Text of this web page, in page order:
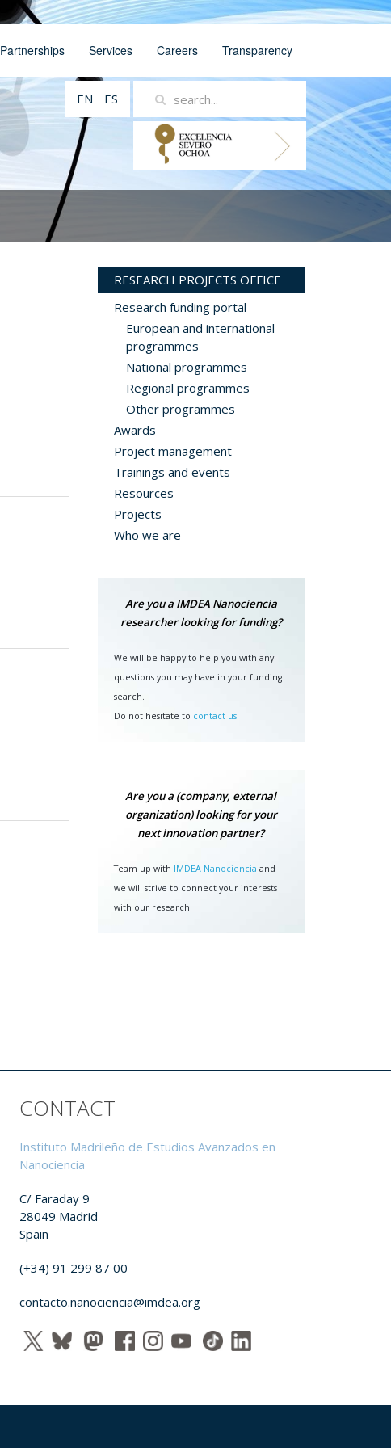
Partnerships Services Careers Transparency
EN ES
RESEARCH PROJECTS OFFICE
Research funding portal
European and international
programmes
National programmes
Regional programmes
Other programmes
Awards
Project management
Trainings and events
Resources
Projects
Who we are
Are you a IMDEA Nanociencia
researcher looking for funding?
We will be happy to help you with any
questions you may have in your funding
search.
Do not hesitate to contact us.
Are you a (company, external
organization) looking for your
next innovation partner?
Team up with IMDEA Nanociencia and
we will strive to connect your interests
with our research.
CONTACT
Instituto Madrileño de Estudios Avanzados en
Nanociencia
C/ Faraday 9
28049 Madrid
Spain
(+34) 91 299 87 00
contacto.nanociencia@imdea.org